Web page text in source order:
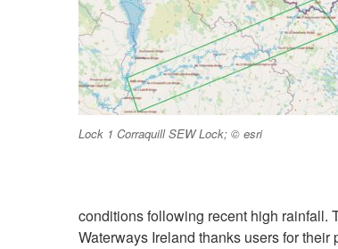
Lock 1 Corraquill SEW Lock; © esri
conditions following recent high rainfall.
Waterways Ireland thanks users for